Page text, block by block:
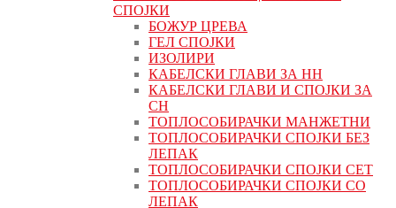
СПОЈКИ
БОЖУР ЦРЕВА
ГЕЛ СПОЈКИ
ИЗОЛИРИ
КАБЕЛСКИ ГЛАВИ ЗА НН
КАБЕЛСКИ ГЛАВИ И СПОЈКИ ЗА
СН
ТОПЛОСОБИРАЧКИ МАНЖЕТНИ
ТОПЛОСОБИРАЧКИ СПОЈКИ БЕЗ
ЛЕПАК
ТОПЛОСОБИРАЧКИ СПОЈКИ СЕТ
ТОПЛОСОБИРАЧКИ СПОЈКИ СО
ЛЕПАК